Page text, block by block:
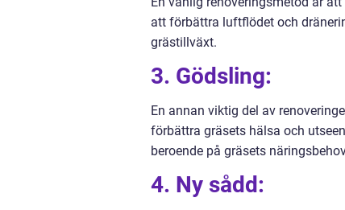
att förbättra luftflödet och
grästillväxt.
3. Gödsling:
En annan viktig del av
förbättra gräsets hälsa och
beroende på gräsets
4. Ny sådd: